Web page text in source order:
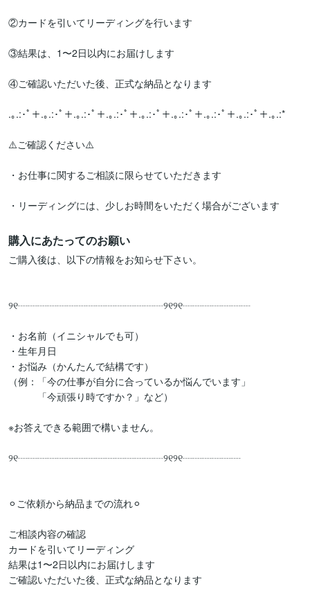
②カードを引いてリーディングを行います
③結果は、1〜2日以内にお届けします
④ご確認いただいた後、正式な納品となります
.｡.:･ﾟ＋.｡.:･ﾟ＋.｡.:･ﾟ＋.｡.:･ﾟ＋.｡.:･ﾟ＋.｡.:･ﾟ＋.｡.:･ﾟ＋.｡.:･ﾟ＋.｡.:*
⚠️ご確認ください⚠️
・お仕事に関するご相談に限らせていただきます
・リーディングには、少しお時間をいただく場合がございます
購入にあたってのお願い
ご購入後は、以下の情報をお知らせ下さい。
୨୧┈┈┈┈┈┈┈┈┈┈┈┈┈┈┈୨୧୨୧┈┈┈┈┈┈┈
・お名前（イニシャルでも可）
・生年月日
・お悩み（かんたんで結構です）
（例：「今の仕事が自分に合っているか悩んでいます」
「今頑張り時ですか？」など）
※お答えできる範囲で構いません。
୨୧┈┈┈┈┈┈┈┈┈┈┈┈┈┈┈୨୧୨୧┈┈┈┈┈┈
⚪︎ご依頼から納品までの流れ⚪︎
ご相談内容の確認
カードを引いてリーディング
結果は1〜2日以内にお届けします
ご確認いただいた後、正式な納品となります